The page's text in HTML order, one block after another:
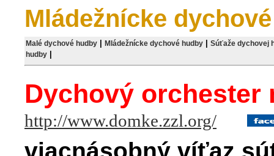
Mládežnícke
Malé dychové hudby Mládežnícke dychové hudby
Súťaže dychovej
hudby
Dychový orchester
http://www.domke.zzl.org/